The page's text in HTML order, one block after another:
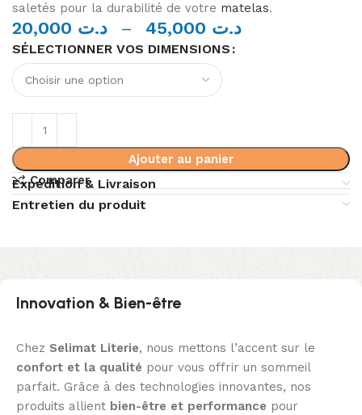
saletés pour la durabilité de votre matelas.
د.ت – د.ت
SÉLECTIONNER VOS DIMENSIONS
Ajouter au panier
Alternative:
Comparer
Expédition & Livraison
Entretien du produit
Innovation & Bien-être
Chez Selimat Literie, nous mettons l’accent sur le
confort et la qualité pour vous offrir un sommeil
parfait. Grâce à des technologies innovantes, nos
produits allient bien-être et performance pour